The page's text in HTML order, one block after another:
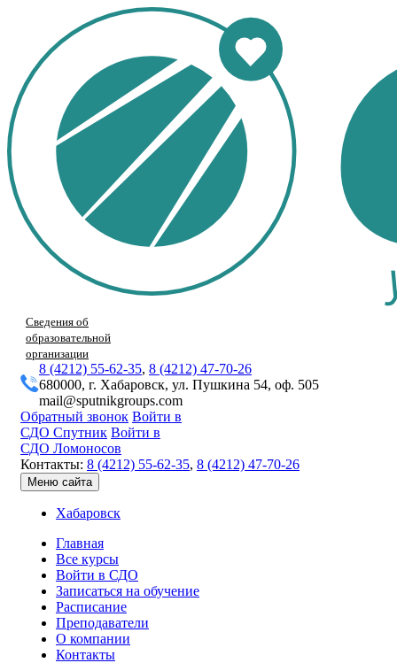
Сведения об
образовательной
организации
8 (4212) 55-62-35, 8 (4212) 47-70-26
680000, г. Хабаровск, ул. Пушкина 54, оф. 505
mail@sputnikgroups.com
Обратный звонок Войти в
СДО Спутник Войти в
СДО Ломоносов
Контакты: 8 (4212) 55-62-35, 8 (4212) 47-70-26
Меню сайта
Хабаровск
Главная
Все курсы
Войти в СДО
Записаться на обучение
Расписание
Преподаватели
О компании
Контакты